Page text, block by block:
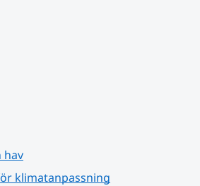
hav
klimatanpassning